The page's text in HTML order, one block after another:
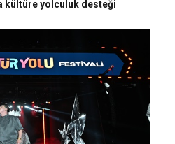
kültüre yolculuk desteği